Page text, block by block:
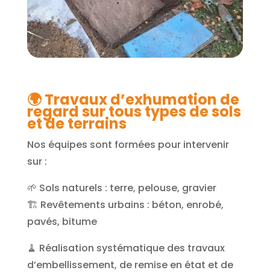
🌍Travaux d’exhumation de
regard sur tous types de sols
et de terrains
Nos équipes sont formées pour intervenir
sur :
🌱 Sols naturels : terre, pelouse, gravier
🏗️ Revêtements urbains : béton, enrobé,
pavés, bitume
🧹 Réalisation systématique des travaux
d’embellissement, de remise en état et de